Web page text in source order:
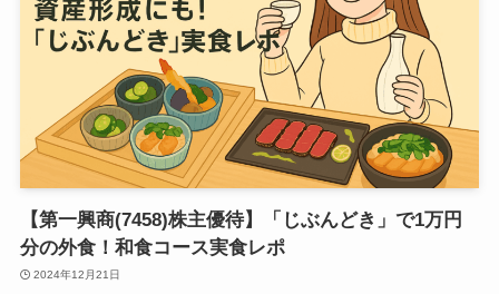
【第一興商(7458)株主優待】「じぶんどき」で1万円
分の外食！和食コース実食レポ
2024年12月21日